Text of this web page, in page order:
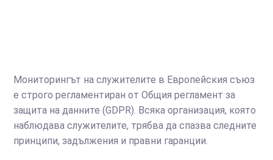
Мониторингът на служителите в Европейския съюз
е строго регламентиран от Общия регламент за
защита на данните (GDPR). Всяка организация, която
наблюдава служителите, трябва да спазва следните
принципи, задължения и правни гаранции.